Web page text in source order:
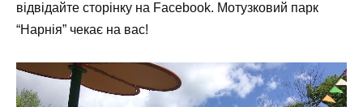
відвідайте сторінку на Facebook. Мотузковий парк
“Нарнія” чекає на вас!